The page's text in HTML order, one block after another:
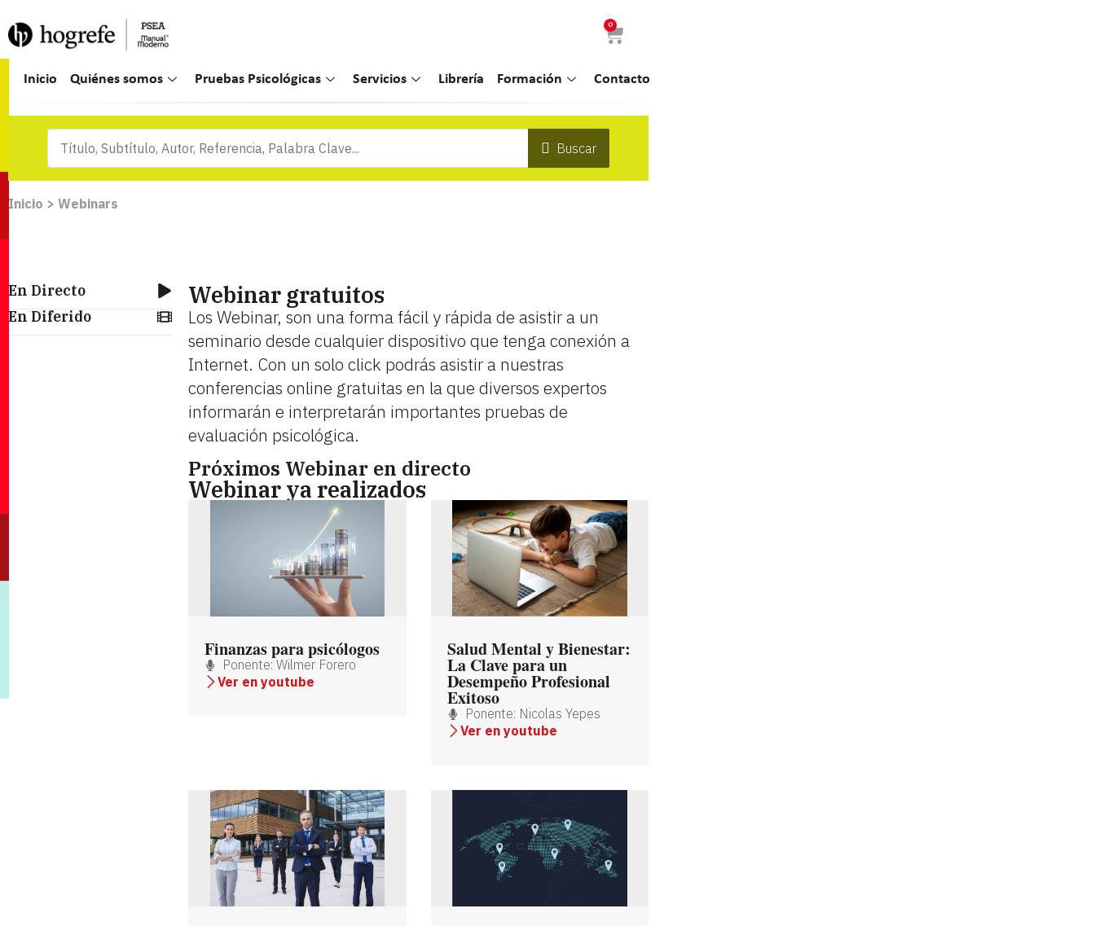
0
Inicio Quiénes somos Pruebas Psicológicas Servicios Librería Formación Contacto
Buscar
Inicio > Webinars
En Directo
En Diferido
Webinar gratuitos
Los Webinar, son una forma fácil y rápida de asistir a un
seminario desde cualquier dispositivo que tenga conexión a
Internet. Con un solo click podrás asistir a nuestras
conferencias online gratuitas en la que diversos expertos
informarán e interpretarán importantes pruebas de
evaluación psicológica.
Próximos Webinar en directo
Webinar ya realizados
Finanzas para psicólogos
Ponente: Wilmer Forero
Ver en youtube
Salud Mental y Bienestar:
La Clave para un
Desempeño Profesional
Exitoso
Ponente: Nicolas Yepes
Ver en youtube